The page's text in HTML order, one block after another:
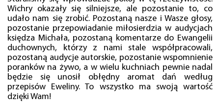
Wichry okazały się silniejsze, ale pozostanie to, co
udało nam się zrobić. Pozostaną nasze i Wasze głosy,
pozostanie przepowiadanie miłosierdzia w audycjach
księdza Michała, pozostaną komentarze do Ewangelii
duchownych, którzy z nami stale współpracowali,
pozostaną audycje autorskie, pozostanie wspomnienie
poranków na żywo, a w wielu kuchniach pewnie nadal
będzie się unosił obłędny aromat dań według
przepisów Eweliny. To wszystko ma swoją wartość
dzięki Wam!